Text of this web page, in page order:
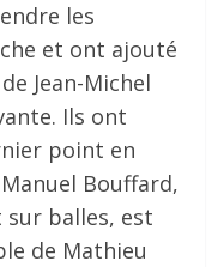
les
et ont ajouté
Jean-Michel
Ils ont
point en
Bouffard,
balles, est
de Mathieu